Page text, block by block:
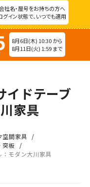
社名・屋号をお持ちの方へ
グイン状態で、いつでも適用
8月6日(木) 10:30 から
8月11日(火) 1:59 まで
イドテーブ
家具
空間家具
突板
：モダン大川家具